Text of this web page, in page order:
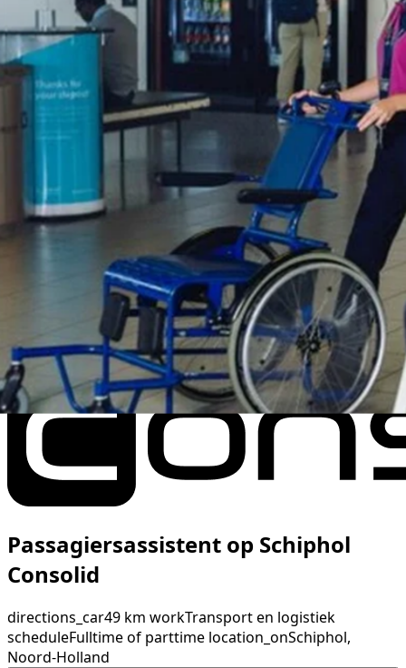
Passagiersassistent op Schiphol
Consolid
directions_car49 km workTransport en logistiek
scheduleFulltime of parttime location_onSchiphol,
Noord-Holland